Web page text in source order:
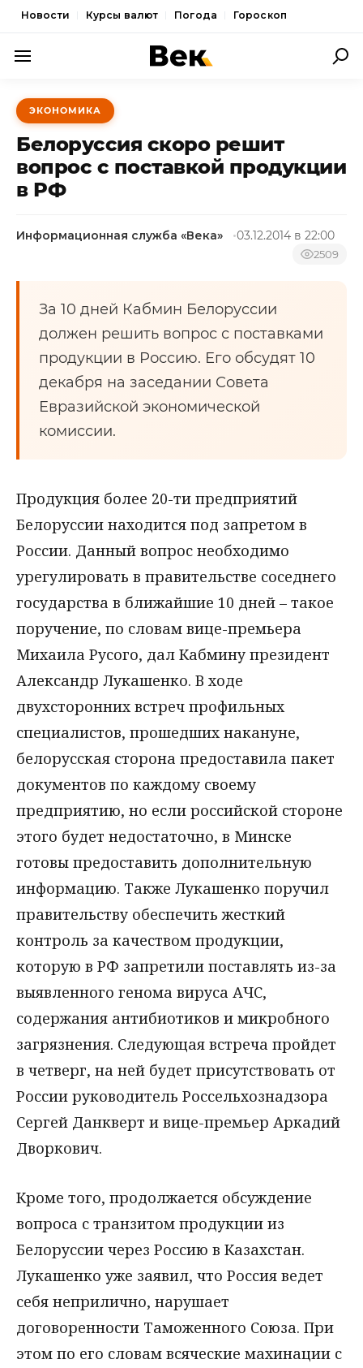
Новости Курсы валют Погода Гороскоп
ПОЛИТИКА
ЭКОНОМИКА
ОБЩЕСТВО
СПОРТ
ЭКОНОМИКА
Белоруссия скоро решит
вопрос с поставкой продукции
в РФ
Информационная служба «Века» 03.12.2014 в 22:00
2509
За 10 дней Кабмин Белоруссии
должен решить вопрос с поставками
продукции в Россию. Его обсудят 10
декабря на заседании Совета
Евразийской экономической
комиссии.
Продукция более 20-ти предприятий
Белоруссии находится под запретом в
России. Данный вопрос необходимо
урегулировать в правительстве соседнего
государства в ближайшие 10 дней – такое
поручение, по словам вице-премьера
Михаила Русого, дал Кабмину президент
Александр Лукашенко. В ходе
двухсторонних встреч профильных
специалистов, прошедших накануне,
белорусская сторона предоставила пакет
документов по каждому своему
предприятию, но если российской стороне
этого будет недостаточно, в Минске
готовы предоставить дополнительную
информацию. Также Лукашенко поручил
правительству обеспечить жесткий
контроль за качеством продукции,
которую в РФ запретили поставлять из-за
выявленного генома вируса АЧС,
содержания антибиотиков и микробного
загрязнения. Следующая встреча пройдет
в четверг, на ней будет присутствовать от
России руководитель Россельхознадзора
Сергей Данкверт и вице-премьер Аркадий
Дворкович.
Кроме того, продолжается обсуждение
вопроса с транзитом продукции из
Белоруссии через Россию в Казахстан.
Лукашенко уже заявил, что Россия ведет
себя неприлично, нарушает
договоренности Таможенного Союза. При
этом по его словам всяческие махинации с